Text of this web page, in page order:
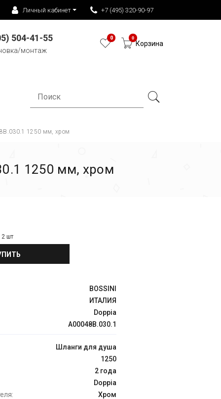
Личный кабинет +7 (495) 320-90-97
504-41-55
монтаж
0 0
Корзина
1250 мм, хром
1250 мм, хром
2 шт
BOSSINI
ИТАЛИЯ
Doppia
A00048B.030.1
Шланги для душа
1250
2 года
Doppia
Хром